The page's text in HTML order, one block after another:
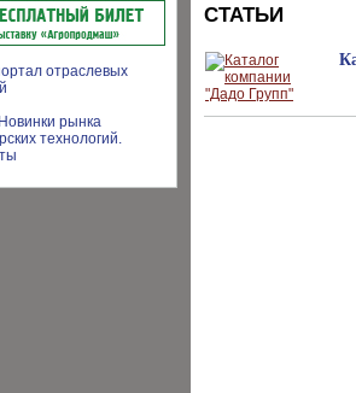
СТАТЬИ